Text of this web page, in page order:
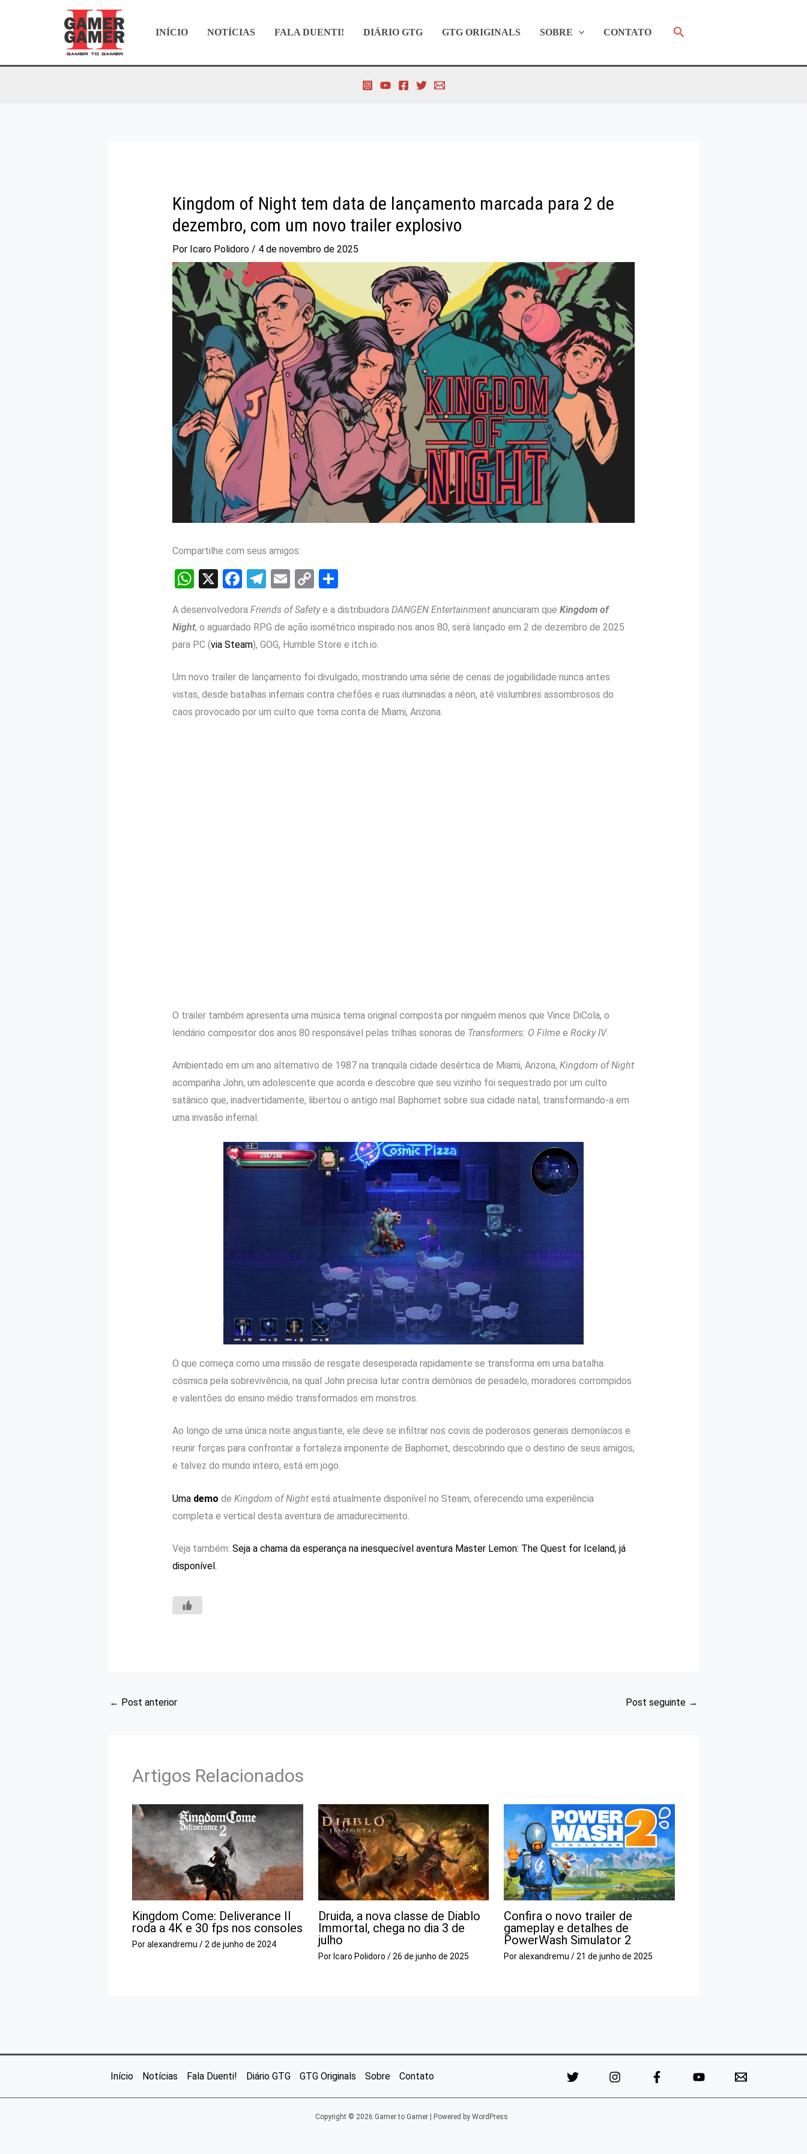
INÍCIO NOTÍCIAS FALA DUENTI! DIÁRIO GTG GTG ORIGINALS SOBRE CONTATO Pesquisar
Kingdom of Night tem data de lançamento marcada para 2 de
dezembro, com um novo trailer explosivo
Por Icaro Polidoro / 4 de novembro de 2025
Compartilhe com seus amigos:
W
at
s
A
p
p
X F
ce
b
o
o
k
T
e
gr
a
m
E
ail
C
py
Li
n
k
S
ar
e
A desenvolvedora Friends of Safetye a distribuidora DANGEN Entertainmentanunciaram que Kingdom of
Night, o aguardado RPG de ação isométrico inspirado nos anos 80, será lançado em 2 de dezembro de 2025
para PC (via Steam), GOG, Humble Store e itch.io.
Um novo trailer de lançamento foi divulgado, mostrando uma série de cenas de jogabilidade nunca antes
vistas, desde batalhas infernais contra chefões e ruas iluminadas a néon, até vislumbres assombrosos do
caos provocado por um culto que toma conta de Miami, Arizona.
O trailer também apresenta uma música tema original composta por ninguém menos que Vince DiCola, o
lendário compositor dos anos 80 responsável pelas trilhas sonoras de Transformers: O Filmee Rocky IV.
Ambientado em um ano alternativo de 1987 na tranquila cidade desértica de Miami, Arizona, Kingdom of Night
acompanha John, um adolescente que acorda e descobre que seu vizinho foi sequestrado por um culto
satânico que, inadvertidamente, libertou o antigo mal Baphomet sobre sua cidade natal, transformando-a em
uma invasão infernal.
O que começa como uma missão de resgate desesperada rapidamente se transforma em uma batalha
cósmica pela sobrevivência, na qual John precisa lutar contra demônios de pesadelo, moradores corrompidos
e valentões do ensino médio transformados em monstros.
Ao longo de uma única noite angustiante, ele deve se infiltrar nos covis de poderosos generais demoníacos e
reunir forças para confrontar a fortaleza imponente de Baphomet, descobrindo que o destino de seus amigos,
e talvez do mundo inteiro, está em jogo.
Uma demo de Kingdom of Nightestá atualmente disponível no Steam, oferecendo uma experiência
completa e vertical desta aventura de amadurecimento.
Veja também: Seja a chama da esperança na inesquecível aventura Master Lemon: The Quest for Iceland, já
disponível.
← Post anterior Post seguinte →
Artigos Relacionados
Kingdom Come: Deliverance II
roda a 4K e 30 fps nos consoles
Poralexandremu / 2 de junho de 2024
Druida, a nova classe de Diablo
Immortal, chega no dia 3 de
julho
Por Icaro Polidoro / 26 de junho de 2025
Confira o novo trailer de
gameplay e detalhes de
PowerWash Simulator 2
Poralexandremu/ 21 de junho de 2025
Início Notícias Fala Duenti! Diário GTG GTG Originals Sobre Contato
Copyright © 2026 Gamer to Gamer | Powered by WordPress